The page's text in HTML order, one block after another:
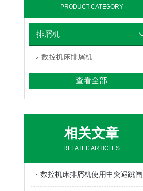
PRODUCT CATEGORY
排屑机
数控机床排屑机
查看全部
相关文章
RELATED ARTICLES